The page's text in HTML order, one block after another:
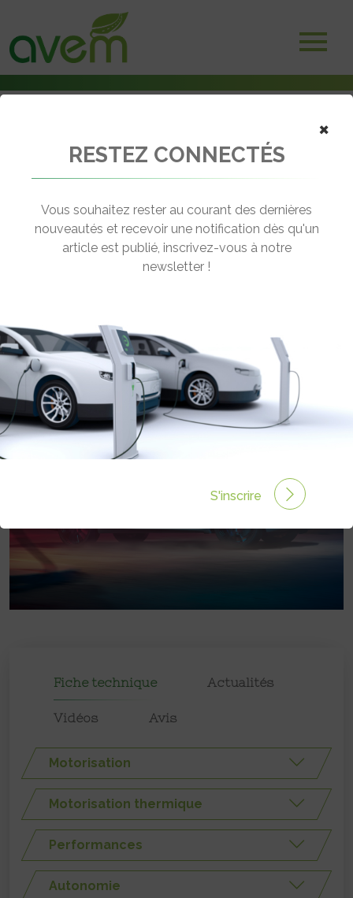
Voitures électriques
BMW X5 XDRIVE45E
[wppr_avg_rating id="41395"]
Prix :€
Fiche technique Actualités
Vidéos Avis
Motorisation
Motorisation thermique
Performances
Autonomie
×
RESTEZ CONNECTÉS
Vous souhaitez rester au courant des dernières
nouveautés et recevoir une notification dès qu'un
article est publié, inscrivez-vous à notre
newsletter !
S'inscrire